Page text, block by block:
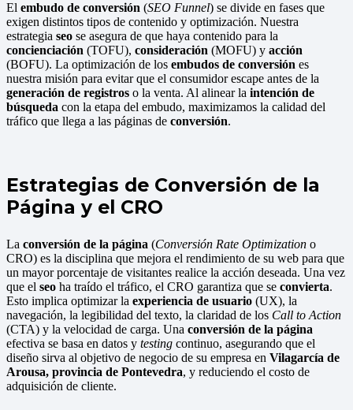
El embudo de conversión (SEO Funnel) se divide en fases que
exigen distintos tipos de contenido y optimización. Nuestra
estrategia seo se asegura de que haya contenido para la
concienciación (TOFU), consideración (MOFU) y acción
(BOFU). La optimización de los embudos de conversión es
nuestra misión para evitar que el consumidor escape antes de la
generación de registros o la venta. Al alinear la intención de
búsqueda con la etapa del embudo, maximizamos la calidad del
tráfico que llega a las páginas de conversión.
Estrategias de Conversión de la
Página y el CRO
La conversión de la página (Conversión Rate Optimization o
CRO) es la disciplina que mejora el rendimiento de su web para que
un mayor porcentaje de visitantes realice la acción deseada. Una vez
que el seo ha traído el tráfico, el CRO garantiza que se convierta.
Esto implica optimizar la experiencia de usuario (UX), la
navegación, la legibilidad del texto, la claridad de los Call to Action
(CTA) y la velocidad de carga. Una conversión de la página
efectiva se basa en datos y testing continuo, asegurando que el
diseño sirva al objetivo de negocio de su empresa en Vilagarcía de
Arousa, provincia de Pontevedra, y reduciendo el costo de
adquisición de cliente.